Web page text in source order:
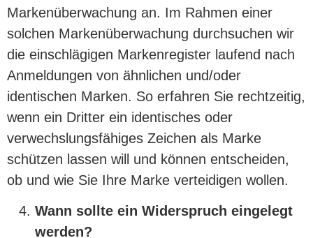
Markenüberwachung an. Im Rahmen einer
solchen Markenüberwachung durchsuchen wir
die einschlägigen Markenregister laufend nach
Anmeldungen von ähnlichen und/oder
identischen Marken. So erfahren Sie rechtzeitig,
wenn ein Dritter ein identisches oder
verwechslungsfähiges Zeichen als Marke
schützen lassen will und können entscheiden,
ob und wie Sie Ihre Marke verteidigen wollen.
Wann sollte ein Widerspruch eingelegt
werden?